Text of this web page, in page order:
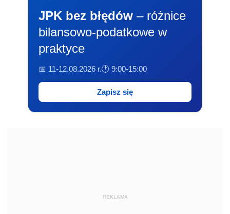
JPK bez błędów – różnice
bilansowo-podatkowe w
praktyce
📅 11-12.08.2026 r.🕐 9:00-15:00
Zapisz się
REKLAMA